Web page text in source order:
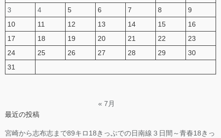
3
4 5 6 7 8
9
10
11 12 13 14 15
16
17
18 19 20 21 22
23
24
25 26 27 28 29
30
31
« 7月
最近の投稿
宮崎から志布志まで89キロ18きっぷでの日南線３日間～青春18きっ